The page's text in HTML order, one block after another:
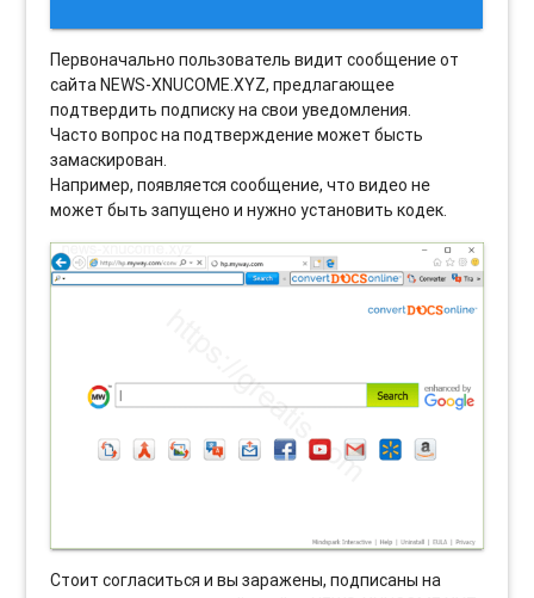
Первоначально пользователь видит сообщение от
сайта NEWS-XNUCOME.XYZ, предлагающее
подтвердить подписку на свои уведомления.
Часто вопрос на подтверждение может бысть
замаскирован.
Например, появляется сообщение, что видео не
может быть запущено и нужно установить кодек.
Стоит согласиться и вы заражены, подписаны на